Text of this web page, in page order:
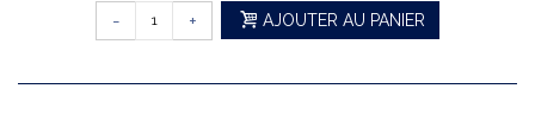
- + AJOUTER AU PANIER